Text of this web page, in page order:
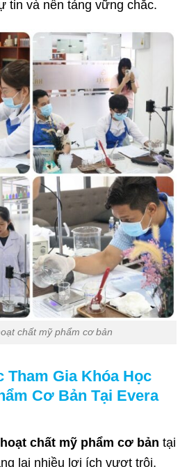
tin và nền tảng vững chắc.
chất mỹ phẩm cơ bản
Tham Gia Khóa Học
Cơ Bản Tại Evera
chất mỹ phẩm cơ bản tại
lại nhiều lợi ích vượt trội,